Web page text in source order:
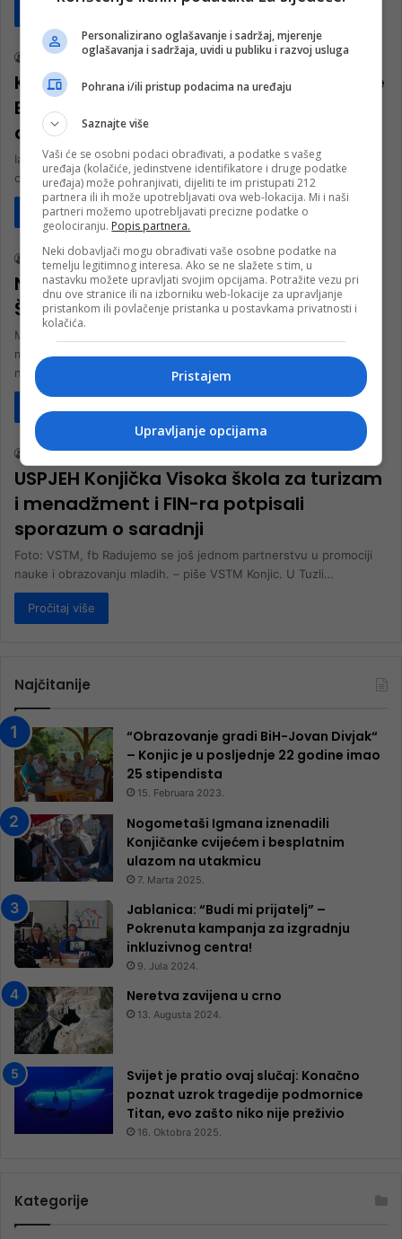
28. Juna 2023.
KONJIC / Marijana i Refik Šećibović slave
Bajram i Božiće: Imamo bogatstvo koje
dijelimo
Iako ne prestaju pokušaji podjela na nacionalnoj i vjerskoj osnovi
od onih koji od takvih razdora imaju političku i ličnu…
Pročitaj više
rt nk 25. Decembra 2022.
N1 podcast Jedan sat: Gošća Marijana
Šećibović
Marijana Šećibović, dekanesa Visoke škole za turizam i
menadžment Konjic, gošća je N1 podcasta Jedan sat. Portal
novikonjic.ba prenosi cijeli…
Biznis
rt nk 17. Decembra 2022.
USPJEH Konjička Visoka škola za turizam
i menadžment i FIN-ra potpisali
sporazum o saradnji
Foto: VSTM, fb Radujemo se još jednom partnerstvu u promociji
nauke i obrazovanju mladih. – piše VSTM Konjic. U Tuzli…
Pročitaj više
Najčitanije
“Obrazovanje gradi BiH-Jovan Divjak“
– Konjic je u posljednje 22 godine imao
25 ​​stipendista
15. Februara 2023.
Nogometaši Igmana iznenadili
Konjičanke cvijećem i besplatnim
ulazom na utakmicu
7. Marta 2025.
Jablanica: “Budi mi prijatelj” –
Pokrenuta kampanja za izgradnju
inkluzivnog centra!
9. Jula 2024.
Neretva zavijena u crno
13. Augusta 2024.
Svijet je pratio ovaj slučaj: Konačno
poznat uzrok tragedije podmornice
Titan, evo zašto niko nije preživio
16. Oktobra 2025.
Kategorije
Personalizirano oglašavanje i sadržaj, mjerenje
oglašavanja i sadržaja, uvidi u publiku i razvoj usluga
Pohrana i/ili pristup podacima na uređaju
Saznajte više
Vaši će se osobni podaci obrađivati, a podatke s vašeg
uređaja (kolačiće, jedinstvene identifikatore i druge podatke
uređaja) može pohranjivati, dijeliti te im pristupati 212
partnera ili ih može upotrebljavati ova web-lokacija. Mi i naši
partneri možemo upotrebljavati precizne podatke o
geolociranju. Popis partnera.
Neki dobavljači mogu obrađivati vaše osobne podatke na
temelju legitimnog interesa. Ako se ne slažete s tim, u
nastavku možete upravljati svojim opcijama. Potražite vezu pri
dnu ove stranice ili na izborniku web-lokacije za upravljanje
pristankom ili povlačenje pristanka u postavkama privatnosti i
kolačića.
Pristajem
Upravljanje opcijama